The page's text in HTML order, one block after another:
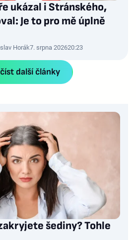
ukázal i Stránského,
Je to pro mě úplně
Horák7. srpna 202620:23
další články
šediny? Tohle